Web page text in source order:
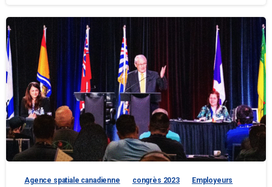
Agence spatiale canadienne congrès 2023
Employeurs